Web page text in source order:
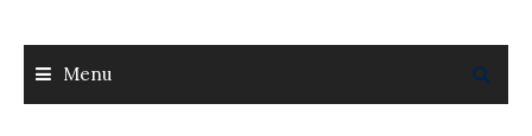
Menu